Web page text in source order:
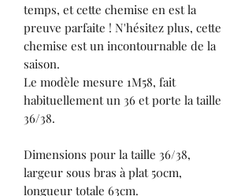
temps, et cette chemise en est la
preuve parfaite ! N'hésitez plus, cette
chemise est un incontournable de la
saison.
Le modèle mesure 1M58, fait
habituellement un 36 et porte la taille
36/38.
Dimensions pour la taille 36/38,
largeur sous bras à plat 50cm,
longueur totale 63cm.